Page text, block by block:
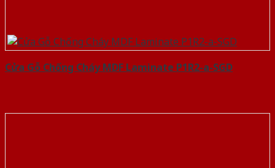
Cửa Gỗ Chống Cháy MDF Laminate P1R2-a-SGD